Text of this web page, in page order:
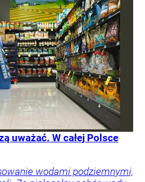
uważać. W całej Polsce
wodami podziemnymi,